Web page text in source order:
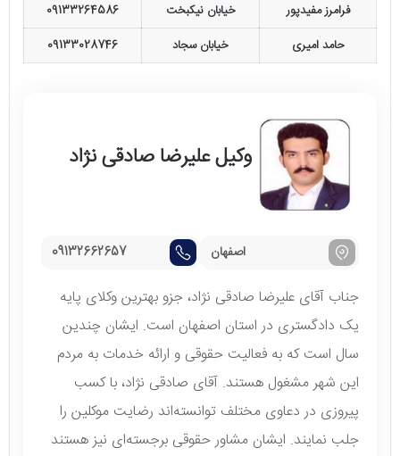
فرامرز مفیدپور خیابان نیکبخت
09133264586
حامد امیری
خیابان سجاد 09133028746
وکیل علیرضا صادقی نژاد
اصفهان 09132662657
جناب آقای علیرضا صادقی نژاد، جزوبهترین وکلای پایه
یک دادگستری در استان اصفهان است. ایشان چندین
سال است که به فعالیت حقوقی و ارائه خدمات به مردم
این شهر مشغول هستند. آقای صادقی نژاد، با کسب
پیروزی در دعاوی مختلف توانسته‌اند رضایت موکلین را
جلب نمایند. ایشان مشاور حقوقی برجسته‌ای نیز هستند